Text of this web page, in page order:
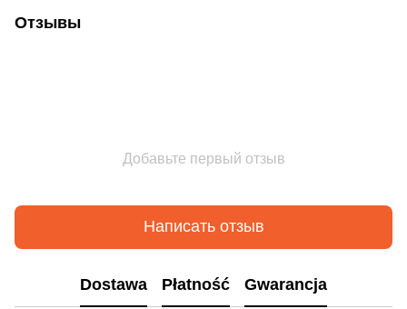
Отзывы
Добавьте первый отзыв
Написать отзыв
Dostawa Płatność Gwarancja